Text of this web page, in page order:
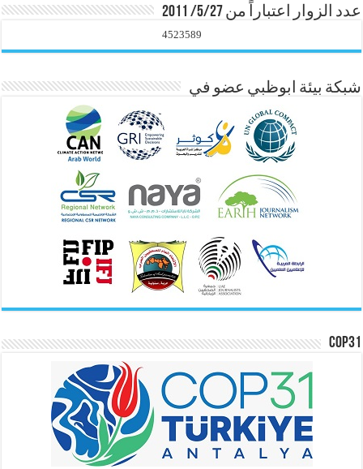
عدد الزوار اعتباراً من 5/27/ 2011
4523589
شبكة بيئة ابوظبي عضو في
COP31